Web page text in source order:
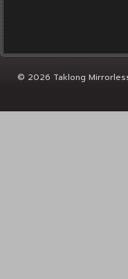
© 2026 Taklong